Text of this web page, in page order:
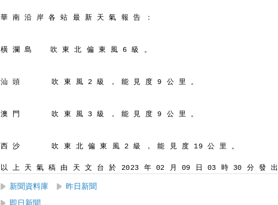
華 南 沿 岸 各 站 最 新 天 氣 報 告 ：
橫 瀾 島    吹 東 北 偏 東 風 6 級 。
汕 頭       吹 東 風 2 級 ， 能 見 度 9 公 里 。
澳 門       吹 東 風 3 級 ， 能 見 度 9 公 里 。
西 沙       吹 東 北 偏 東 風 2 級 ， 能 見 度 19 公 里 。
以 上 天 氣 稿 由 天 文 台 於 2023 年 02 月 09 日 03 時 30 分 發 出
新聞資料庫 昨日新聞
即日新聞